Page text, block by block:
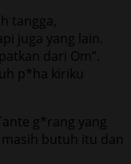
tangga,
juga yang lain.
dari Om”.
p*ha kiriku
g*rang yang
butuh itu dan